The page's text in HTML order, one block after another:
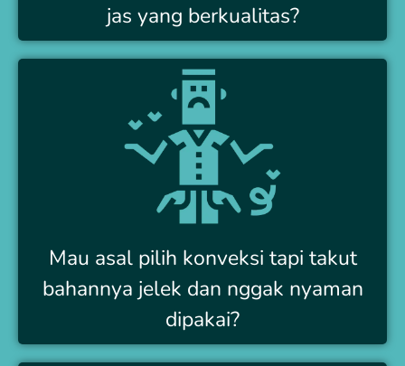
jas yang berkualitas?
Mau asal pilih konveksi tapi takut
bahannya jelek dan nggak nyaman
dipakai?